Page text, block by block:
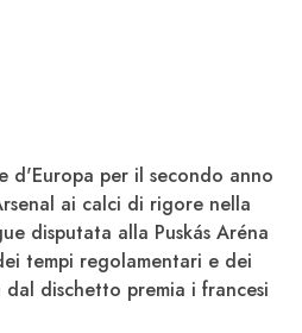
d'Europa per il secondo anno
ai calci di rigore nella
disputata alla Puskás Aréna
tempi regolamentari e dei
dischetto premia i francesi